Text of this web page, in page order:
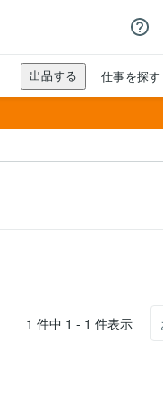
1 件中 1 - 1 件表示